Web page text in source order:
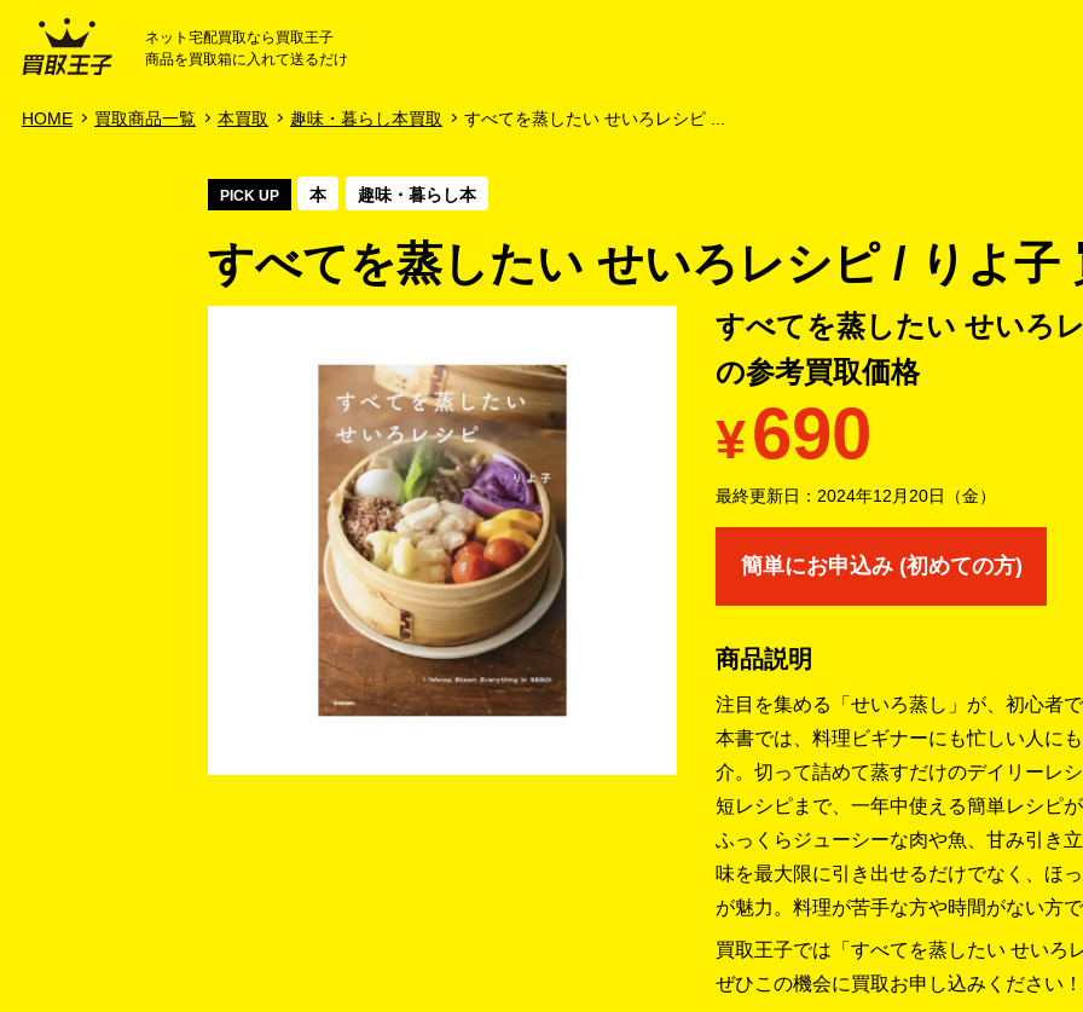
HOME
ネット宅配買取なら買取王子
商品を買取箱に入れて送るだけ
HOME 買取商品一覧 本買取 趣味・暮らし本買取 すべてを蒸したい せいろレシピ ...
PICK UP 本 趣味・暮らし本
すべてを蒸したい せいろレシピ / りよ子
すべてを蒸したい せいろ
の参考買取価格
¥690
最終更新日： 2024年12月20日（金）
簡単にお申込み (初めての方)
商品説明
注目を集める「せいろ蒸し」が、初心者
本書では、料理ビギナーにも忙しい人に
介。切って詰めて蒸すだけのデイリーレ
短レシピまで、一年中使える簡単レシピ
ふっくらジューシーな肉や魚、甘み引き
味を最大限に引き出せるだけでなく、ほ
が魅力。料理が苦手な方や時間がない方
買取王子では「すべてを蒸したい せいろ
ぜひこの機会に買取お申し込みください！